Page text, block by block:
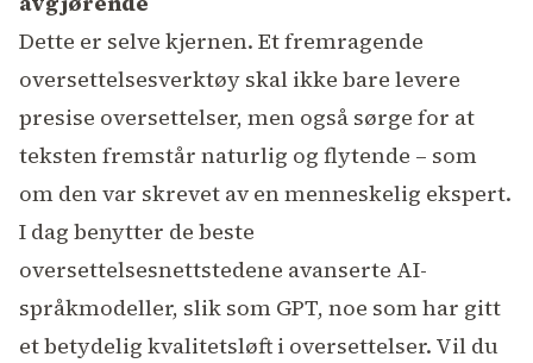
Dette er selve kjernen. Et fremragende
oversettelsesverktøy skal ikke bare levere
presise oversettelser, men også sørge for at
teksten fremstår naturlig og flytende – som
om den var skrevet av en menneskelig ekspert.
I dag benytter de beste
oversettelsesnettstedene avanserte AI-
språkmodeller, slik som GPT, noe som har gitt
et betydelig kvalitetsløft i oversettelser. Vil du